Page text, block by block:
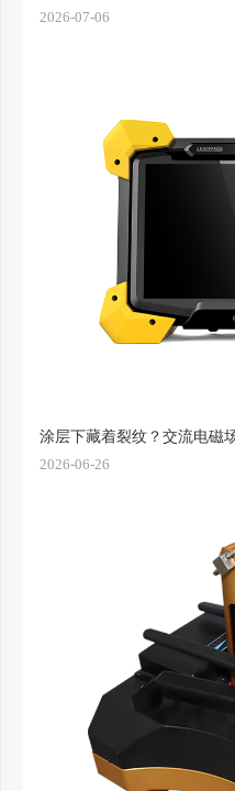
2026-07-06
涂层下藏着裂纹？交流电磁
2026-06-26